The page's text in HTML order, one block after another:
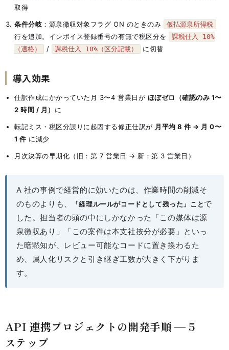
取得
条件分岐 ：源泉徴収対象フラグ ON のときのみ 仮払源泉所得税
行を追加。インボイス登録番号の有無で税区分を
課税仕入 10%
（適格）
/ 課税仕入 10%（区分記載） に切替
導入効果
仕訳作成にかかっていた月 3〜4 営業日が ほぼゼロ（確認のみ 1〜
2 時間 / 月） に
転記ミス・税区分誤りに起因する修正仕訳が 月平均 8 件 → 月 0〜
1 件 に減少
月次決算の早期化（旧：第 7 営業日 → 新：第 3 営業日）
A 社の事例で経営的に効いたのは、作業時間の削減そ
のものよりも、
「経理ルールがコードとして残った」ことで
した。担当者の頭の中にしかなかった「この媒体は源
泉徴収あり」「この案件は本支社按分が必要」といっ
た暗黙知が、レビュー可能なコードに置き換わるた
め、属人化リスクと引き継ぎ工数が大きく下がりま
す。
API 連携プロジェクトの開発手順 — 5
ステップ